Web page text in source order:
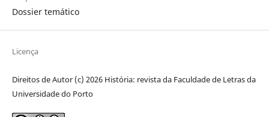
Dossier temático
Licença
Direitos de Autor (c) 2026 História: revista da Faculdade de Letras da
Universidade do Porto